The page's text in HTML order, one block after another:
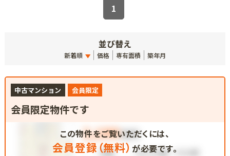
1
並び替え
新着順 価格 専有面積 築年月
中古マンション 会員限定
会員限定物件です
この物件をご覧いただくには、
会員登録（無料） が必要です。